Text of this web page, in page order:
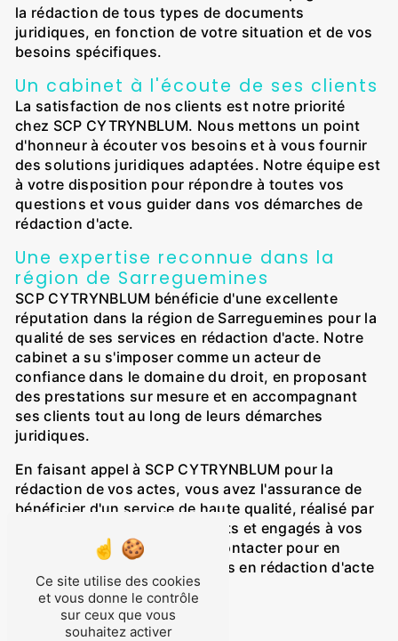
la rédaction de tous types de documents
juridiques, en fonction de votre situation et de vos
besoins spécifiques.
Un cabinet à l'écoute de ses clients
La satisfaction de nos clients est notre priorité
chez SCP CYTRYNBLUM. Nous mettons un point
d'honneur à écouter vos besoins et à vous fournir
des solutions juridiques adaptées. Notre équipe est
à votre disposition pour répondre à toutes vos
questions et vous guider dans vos démarches de
rédaction d'acte.
Une expertise reconnue dans la
région de Sarreguemines
SCP CYTRYNBLUM bénéficie d'une excellente
réputation dans la région de Sarreguemines pour la
qualité de ses services en rédaction d'acte. Notre
cabinet a su s'imposer comme un acteur de
confiance dans le domaine du droit, en proposant
des prestations sur mesure et en accompagnant
ses clients tout au long de leurs démarches
juridiques.
En faisant appel à SCP CYTRYNBLUM pour la
rédaction de vos actes, vous avez l'assurance de
bénéficier d'un service de haute qualité, réalisé par
des professionnels compétents et engagés à vos
côtés. N'hésitez pas à nous contacter pour en
savoir plus sur nos prestations en rédaction d'acte
à Sarreguemines.
Ce site utilise des cookies
et vous donne le contrôle
sur ceux que vous
souhaitez activer